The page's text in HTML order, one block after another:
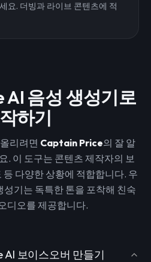
요. 더빙과 라이브 콘텐츠에 적
음성 생성기로
하기
리려면 Captain Price의 잘 알
. 이 도구는 콘텐츠 제작자의 보
다양한 상황에 적합합니다. 우
성기는 독특한 톤을 포착해 친숙
디오를 제공합니다.
AI 보이스오버 만들기